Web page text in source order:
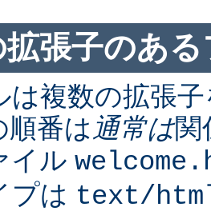
張子のあ
は複数の拡張
順番は 通常は関
イル
プは text/